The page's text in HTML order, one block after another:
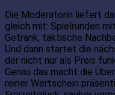
Die Moderatorin liefert
gleich mit: Spielrunden
Getränk, taktische
Und dann startet die
der nicht nur als Preis
Genau das macht die
reiner Wertschein